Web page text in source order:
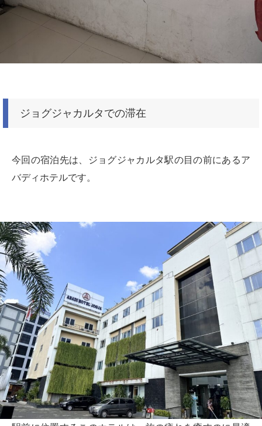
ジョグジャカルタでの滞在
今回の宿泊先は、ジョグジャカルタ駅の目の前にあるア
バディホテルです。